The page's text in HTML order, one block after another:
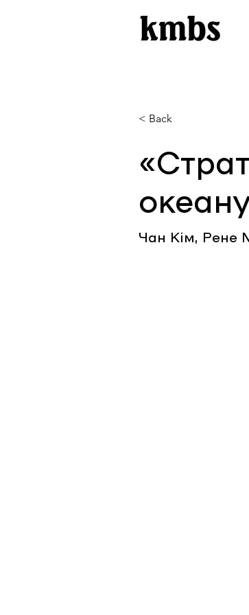
< Back
Чан Кім, Рене